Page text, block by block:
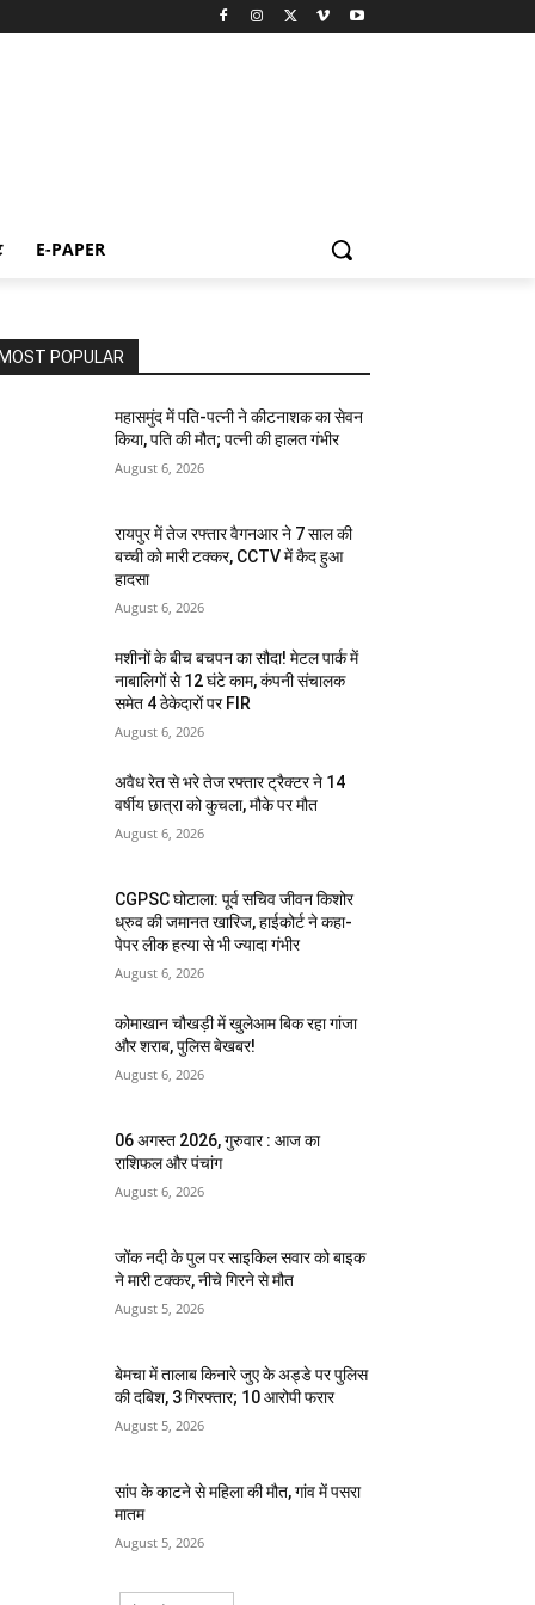
E-PAPER
MOST POPULAR
महासमुंद में पति-पत्नी ने कीटनाशक का सेवन
किया, पति की मौत; पत्नी की हालत गंभीर
August 6, 2026
रायपुर में तेज रफ्तार वैगनआर ने 7 साल की
बच्ची को मारी टक्कर, CCTV में कैद हुआ
हादसा
August 6, 2026
मशीनों के बीच बचपन का सौदा! मेटल पार्क में
नाबालिगों से 12 घंटे काम, कंपनी संचालक
समेत 4 ठेकेदारों पर FIR
August 6, 2026
अवैध रेत से भरे तेज रफ्तार ट्रैक्टर ने 14
वर्षीय छात्रा को कुचला, मौके पर मौत
August 6, 2026
CGPSC घोटाला: पूर्व सचिव जीवन किशोर
ध्रुव की जमानत खारिज, हाईकोर्ट ने कहा-
पेपर लीक हत्या से भी ज्यादा गंभीर
August 6, 2026
कोमाखान चौखड़ी में खुलेआम बिक रहा गांजा
और शराब, पुलिस बेखबर!
August 6, 2026
06 अगस्त 2026, गुरुवार : आज का
राशिफल और पंचांग
August 6, 2026
जोंक नदी के पुल पर साइकिल सवार को बाइक
ने मारी टक्कर, नीचे गिरने से मौत
August 5, 2026
बेमचा में तालाब किनारे जुए के अड्डे पर पुलिस
की दबिश, 3 गिरफ्तार; 10 आरोपी फरार
August 5, 2026
सांप के काटने से महिला की मौत, गांव में पसरा
मातम
August 5, 2026